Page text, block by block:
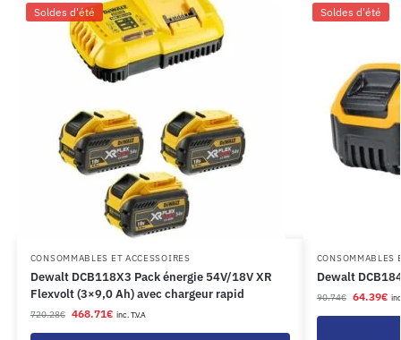
Soldes d'été
CONSOMMABLES ET ACCESSOIRES
Dewalt DCB118X3 Pack énergie 54V/18V XR
Flexvolt (3×9,0 Ah) avec chargeur rapid
720.28€ 468.71€ inc. T.V.A
Soldes d'été
CONSOMMABLES
Dewalt
90.74€ 64.39€